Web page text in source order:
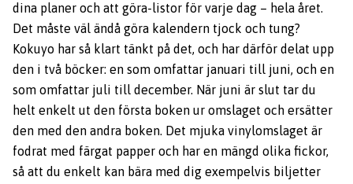
dina planer och att göra-listor för varje dag – hela året.
Det måste väl ändå göra kalendern tjock och tung?
Kokuyo har så klart tänkt på det, och har därför delat upp
den i två böcker: en som omfattar januari till juni, och en
som omfattar juli till december. När juni är slut tar du
helt enkelt ut den första boken ur omslaget och ersätter
den med den andra boken. Det mjuka vinylomslaget är
fodrat med färgat papper och har en mängd olika fickor,
så att du enkelt kan bära med dig exempelvis biljetter